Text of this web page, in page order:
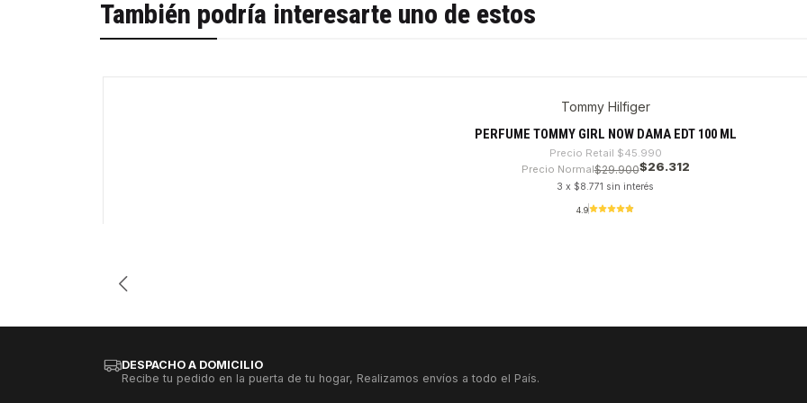
También podría interesarte uno de estos
Tommy Hilfiger
PERFUME TOMMY GIRL NOW DAMA EDT 100 ML
Precio Retail $45.990
Precio Normal$29.900$26.312
3 x $8.771 sin interés
4.9
DESPACHO A DOMICILIO
Recibe tu pedido en la puerta de tu hogar, Realizamos envíos a todo el País.